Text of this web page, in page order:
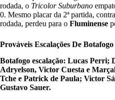
rodada, o Tricolor Suburbano
0. Mesmo placar da 2ª partida,
rodada, perdeu para o Fluminense
Prováveis Escalações De
Botafogo escalação: Lucas Perri;
Adryelson, Victor Cuesta e
Tche e Patrick de Paula; Victor
Gustavo Sauer.